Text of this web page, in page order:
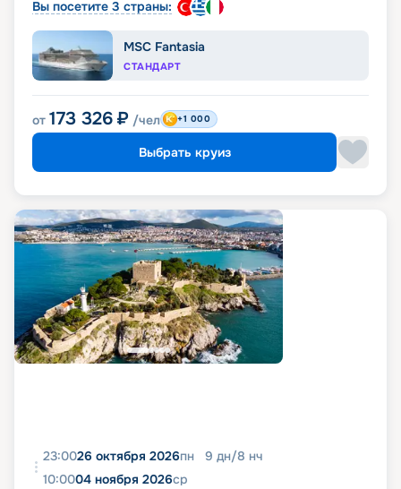
Вы посетите 3 страны:
MSC Fantasia
СТАНДАРТ
от 173 326 ₽ /чел +1 000
Выбрать круиз
23:0026 октября 2026пн 9 дн/8 нч
10:0004 ноября 2026ср